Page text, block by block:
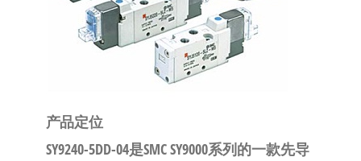
产品定位
SY9240-5DD-04是SMC SY9000系列的一款先导